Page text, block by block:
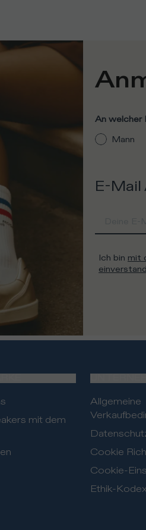
An welcher
Mann
E-Mail
Ich bin mit
mit dem
Allgemeine
Cookie
Cookie-
Ethik-Kodex